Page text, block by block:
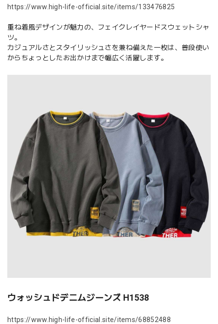
https://www.high-life-official.site/items/133476825
重ね着風デザインが魅力の、フェイクレイヤードスウェットシャ
ツ。
カジュアルさとスタイリッシュさを兼ね備えた一枚は、普段使い
からちょっとしたお出かけまで幅広く活躍します。
ウォッシュドデニムジーンズ H1538
https://www.high-life-official.site/items/68852488